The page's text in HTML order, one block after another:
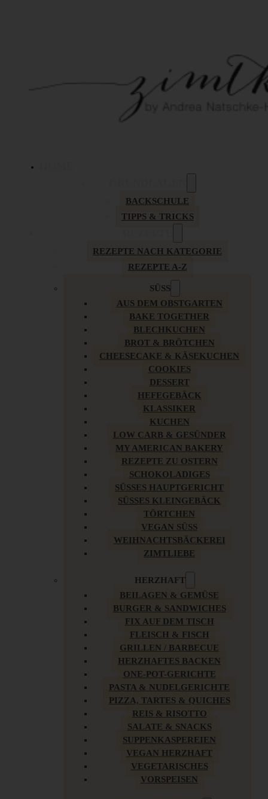
BACKSCHULE
TIPPS & TRICKS
REZEPTE NACH KATEGORIE
REZEPTE A-Z
SÜSS
AUS DEM OBSTGARTEN
BAKE TOGETHER
BLECHKUCHEN
BROT & BRÖTCHEN
CHEESECAKE & KÄSEKUCHEN
COOKIES
DESSERT
HEFEGEBÄCK
KLASSIKER
KUCHEN
LOW CARB & GESÜNDER
MY AMERICAN BAKERY
REZEPTE ZU OSTERN
SCHOKOLADIGES
SÜSSES HAUPTGERICHT
SÜSSES KLEINGEBÄCK
TÖRTCHEN
VEGAN SÜSS
WEIHNACHTSBÄCKEREI
ZIMTLIEBE
HERZHAFT
BEILAGEN & GEMÜSE
BURGER & SANDWICHES
FIX AUF DEM TISCH
FLEISCH & FISCH
GRILLEN / BARBECUE
HERZHAFTES BACKEN
ONE-POT-GERICHTE
PASTA & NUDELGERICHTE
PIZZA, TARTES & QUICHES
REIS & RISOTTO
SALATE & SNACKS
SUPPENKASPEREIEN
VEGAN HERZHAFT
VEGETARISCHES
VORSPEISEN